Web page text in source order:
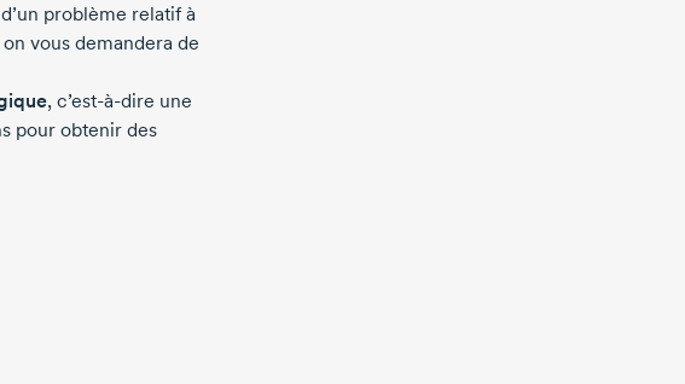
problème relatif à
vous demandera de
, c’est-à-dire une
pour obtenir des